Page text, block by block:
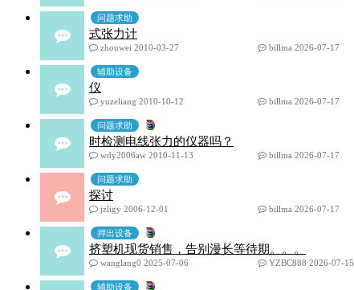
问题求助
式张力计
zhouwei 2010-03-27
billma 2026-07-17
辅助设备
仪
yuzeliang 2010-10-12
billma 2026-07-17
问题求助
时检测电线张力的仪器吗？
wdy2006aw 2010-11-13
billma 2026-07-17
问题求助
探讨
jzligy 2006-12-01
billma 2026-07-17
押出设备
挤塑机现货销售，告别漫长等待期。。。
wanglang0 2025-07-06
YZBC888 2026-07-15
辅助设备